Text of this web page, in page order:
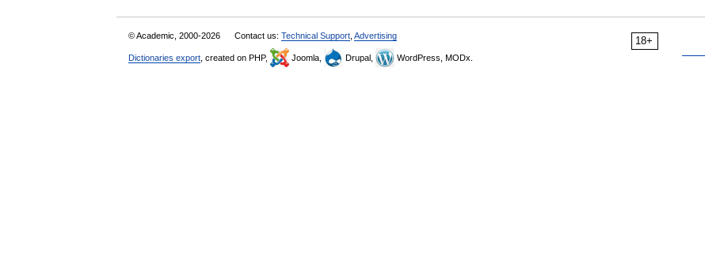
18+
© Academic, 2000-2026 Contact us: Technical Support Advertising
Dictionaries export , created on PHP, Joomla, Drupal, WordPress, MODx.